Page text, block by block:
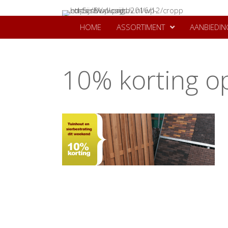
HOME ASSORTIMENT
10% korting